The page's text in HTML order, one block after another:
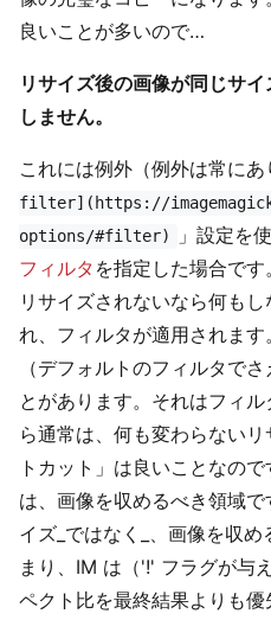
良いことが多いので…
リサイズ後の画像が同じサ
しません。
これには例外（例外は常に
filter](https://
options/#filter)
」設定を
フィルタ を指定した場合で
リサイズされないなら何も
れ、フィルタが適用されま
（デフォルトのフィルタで
とがあります。それはフィ
ら通常は、何も変わらない
トカット」は良いことなの
は、画像を収めるべき領域
イズ_ではなく_、画像を収
まり、IM は（'!' フラグが与
ペクト比を最終結果よりも